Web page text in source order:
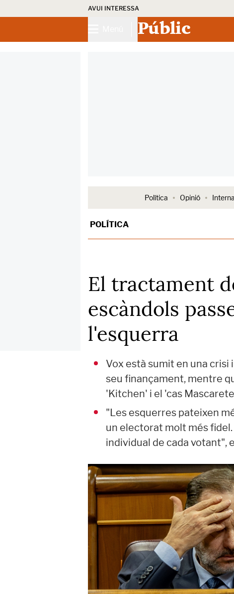
AVUI INTERESSA
Públic
Política Opinió
POLÍTICA
El tractament
escàndols
l'esquerra
Vox està sumit en una
seu finançament, mentre
'Kitchen' i el 'cas
"Les esquerres pateixen
un electorat molt més
individual de cada votant",